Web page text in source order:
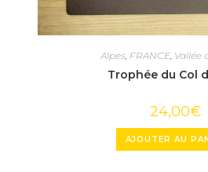
Alpes, FRANCE, Vallée
Trophée du Col
24,00€
AJOUTER AU